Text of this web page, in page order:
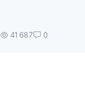
41 687 0